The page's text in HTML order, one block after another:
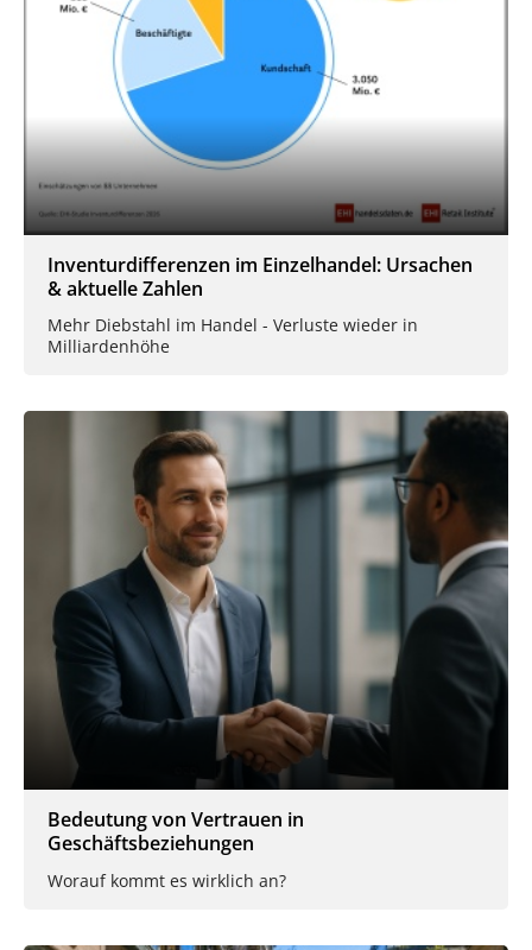
Inventurdifferenzen im Einzelhandel: Ursachen
& aktuelle Zahlen
Mehr Diebstahl im Handel - Verluste wieder in
Milliardenhöhe
Bedeutung von Vertrauen in
Geschäftsbeziehungen
Worauf kommt es wirklich an?